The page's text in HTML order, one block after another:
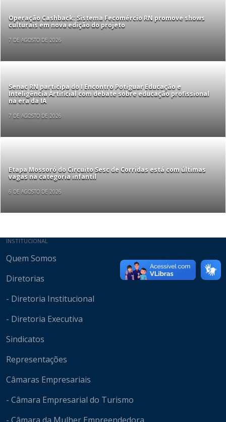
Operação Cashback: Sistema Fecomércio RN promove shows
culturais em nova edição do projeto
7 DE AGOSTO DE 2026
Senac RN participa do I Encontro Potiguar Educação e
Inteligência Artificial com debate sobre educação profissional
na era da IA
7 DE AGOSTO DE 2026
Etapa Mossoró do Circuito Sesc de Corridas está com últimas
vagas na categoria infantil
6 DE AGOSTO DE 2026
Mapa do site
INSTITUCIONAL
Quem Somos
Diretorias
- Diretoria Institucional
- Diretoria Executiva
Sindicatos
Representações
Câmaras Empresariais
- Câmara Empresarial do Turismo